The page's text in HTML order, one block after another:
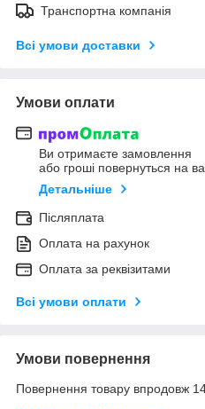
Транспортна компанія
Всі умови доставки
Умови оплати
Ви отримаєте замовлення
або гроші повернуться на
Детальніше
Післяплата
Оплата на рахунок
Оплата за реквізитами
Всі умови оплати
Умови повернення
Повернення товару впродовж